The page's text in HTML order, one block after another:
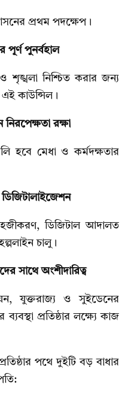
প্রথম পদক্ষেপ।
পূর্ণ পুনর্বহাল
ও শৃঙ্খলা নিশ্চিত করার জন্য
কাউন্সিল।
রক্ষা
হবে মেধা ও কর্মদক্ষতার
ডিজিটালাইজেশন
ডিজিটাল আদালত
চালু।
সাথে অংশীদারিত্ব
যুক্তরাজ্য ও সুইডেনের
ব্যবস্থা প্রতিষ্ঠার লক্ষ্যে কাজ
পথে দুইটি বড় বাধার